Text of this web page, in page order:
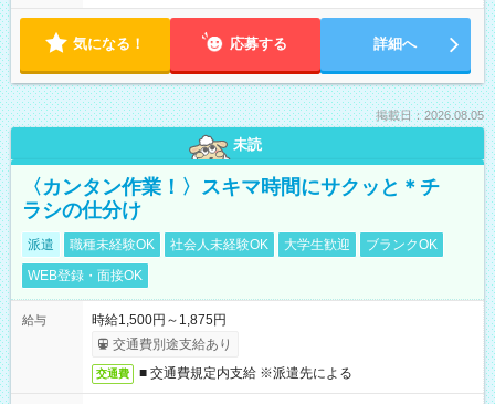
気になる！ 応募する 詳細へ
掲載日：2026.08.05
未読
〈カンタン作業！〉スキマ時間にサクッと＊チ
ラシの仕分け
派遣 職種未経験OK 社会人未経験OK 大学生歓迎
ブランクOK
WEB登録・面接OK
給与
時給1,500円～1,875円
交通費別途支給あり
交通費 ■ 交通費規定内支給 ※派遣先による